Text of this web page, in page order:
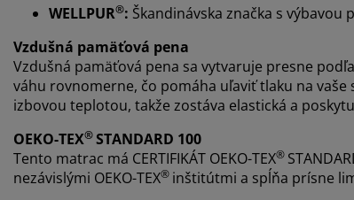
WELLPUR®: Škandinávska značka s výbavou
Vzdušná pamäťová pena
Vzdušná pamäťová pena sa vytvaruje presne
váhu rovnomerne, čo pomáha uľaviť tlaku na vaše
izbovou teplotou, takže zostáva elastická a
OEKO-TEX®STANDARD 100
Tento matrac má CERTIFIKÁT OEKO-TEX®
nezávislými OEKO-TEX® inštitútmi a spĺňa prísne